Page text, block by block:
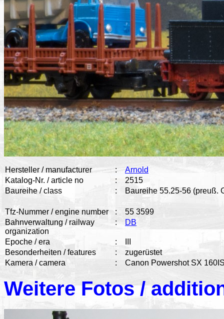
Hersteller / manufacturer :
Arnold
Katalog-Nr. / article no
:
2515
Baureihe / class
: Baureihe 55.25-56 (preuß.
Tfz-Nummer / engine number :
55 3599
Bahnverwaltung / railway
organization
: DB
Epoche / era :
Besonderheiten / features
:
zugerüstet
Kamera / camera
: Canon Powershot SX
Weitere Fotos /